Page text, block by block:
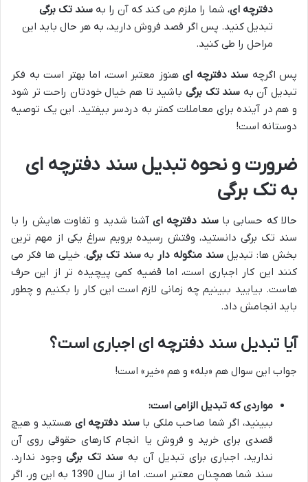
دفترچه ای، شما را ملزم می کند که آن را به سند تک برگی
تبدیل کنید. پس اگر قصد فروش دارید، به هر حال باید این
مراحل را طی کنید.
پس اگرچه سند دفترچه ای هنوز معتبر است، اما بهتر است به فکر
تبدیل آن به سند تک برگی باشید تا هم خیال خودتان راحت تر شود
و هم در آینده برای معاملات کمتر به دردسر بیفتید. این یک توصیه
دوستانه است!
ضرورت و نحوه تبدیل سند دفترچه ای
به تک برگی
حالا که حسابی باسند دفترچه ایآشنا شدید و تفاوت هایش را با
سند تک برگی دانستید، وقتش رسیده برویم سراغ یکی از مهم ترین
بخش ها: تبدیل سند منگوله دار بهسند تک برگی. خیلی ها فکر می
کنند این کار اجباری است، اما قضیه کمی پیچیده تر از این حرف
هاست. بیایید ببینیم چه زمانی لازم است این کار را بکنیم و چطور
باید انجامش داد.
آیا تبدیل سند دفترچه ای اجباری است؟
جواب این سوال هم «بله» و هم «خیر» است!
مواردی که تبدیل الزامی است:
ببینید، اگر شما صاحب ملکی باسند دفترچه ای هستید و هیچ
قصدی برای خرید و فروش یا انجام کارهای حقوقی روی آن
ندارید، اجباری برای تبدیل آن به سند تک برگیوجود ندارد.
سند شما همچنان معتبر است. اما از سال 1390 به این ور، اگر